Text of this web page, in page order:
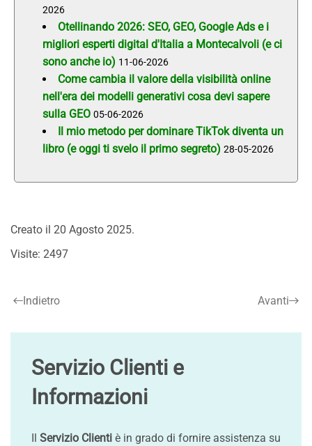
2026
Otellinando 2026: SEO, GEO, Google Ads e i
migliori esperti digital d'Italia a Montecalvoli (e ci
sono anche io) 11-06-2026
Come cambia il valore della visibilità online
nell'era dei modelli generativi cosa devi sapere
sulla GEO 05-06-2026
Il mio metodo per dominare TikTok diventa un
libro (e oggi ti svelo il primo segreto) 28-05-2026
Creato il 20 Agosto 2025.
Visite: 2497
Indietro Avanti
Servizio Clienti e
Informazioni
Servizio Clienti è in grado di fornire assistenza su